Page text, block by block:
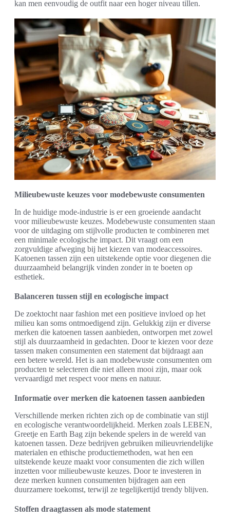
kan men eenvoudig de outfit naar een hoger niveau tillen.
Milieubewuste keuzes voor modebewuste consumenten
In de huidige mode-industrie is er een groeiende aandacht
voor milieubewuste keuzes. Modebewuste consumenten staan
voor de uitdaging om stijlvolle producten te combineren met
een minimale ecologische impact. Dit vraagt om een
zorgvuldige afweging bij het kiezen van modeaccessoires.
Katoenen tassen zijn een uitstekende optie voor diegenen die
duurzaamheid belangrijk vinden zonder in te boeten op
esthetiek.
Balanceren tussen stijl en ecologische impact
De zoektocht naar fashion met een positieve invloed op het
milieu kan soms ontmoedigend zijn. Gelukkig zijn er diverse
merken die katoenen tassen aanbieden, ontworpen met zowel
stijl als duurzaamheid in gedachten. Door te kiezen voor deze
tassen maken consumenten een statement dat bijdraagt aan
een betere wereld. Het is aan modebewuste consumenten om
producten te selecteren die niet alleen mooi zijn, maar ook
vervaardigd met respect voor mens en natuur.
Informatie over merken die katoenen tassen aanbieden
Verschillende merken richten zich op de combinatie van stijl
en ecologische verantwoordelijkheid. Merken zoals LEBEN,
Greetje en Earth Bag zijn bekende spelers in de wereld van
katoenen tassen. Deze bedrijven gebruiken milieuvriendelijke
materialen en ethische productiemethoden, wat hen een
uitstekende keuze maakt voor consumenten die zich willen
inzetten voor milieubewuste keuzes. Door te investeren in
deze merken kunnen consumenten bijdragen aan een
duurzamere toekomst, terwijl ze tegelijkertijd trendy blijven.
Stoffen draagtassen als mode statement